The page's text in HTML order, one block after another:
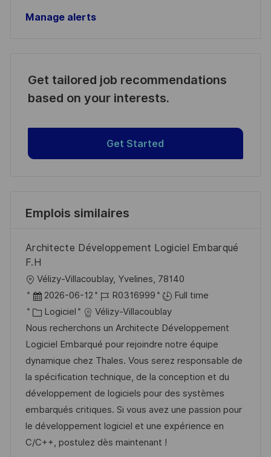
Manage alerts
Get tailored job recommendations
based on your interests.
Get Started
Emplois similaires
Architecte Développement Logiciel Embarqué
F.H
o
c
a
l
i
s
a
t
i
o
Vélizy-Villacoublay, Yvelines, 78140
D
a
t
e
d
a
f
f
i
2026-06-12
R
é
f
é
r
e
n
c
e
d
R0316999
Full time
C
a
t
é
g
o
r
i
e
Logiciel
Vélizy-Villacoublay
Nous recherchons un Architecte Développement
Logiciel Embarqué pour rejoindre notre équipe
dynamique chez Thales. Vous serez responsable de
la spécification technique, de la conception et du
développement de logiciels pour des systèmes
embarqués critiques. Si vous avez une passion pour
le développement logiciel et une expérience en
C/C++, postulez dès maintenant !